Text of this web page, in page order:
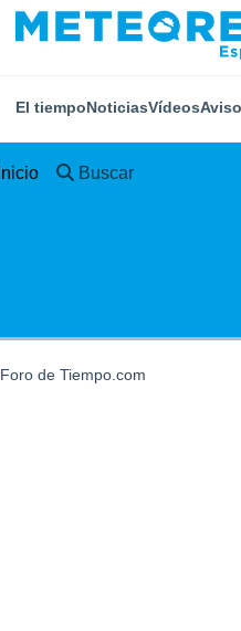
El tiempoNoticiasVídeos
Inicio Buscar
Foro de Tiempo.com